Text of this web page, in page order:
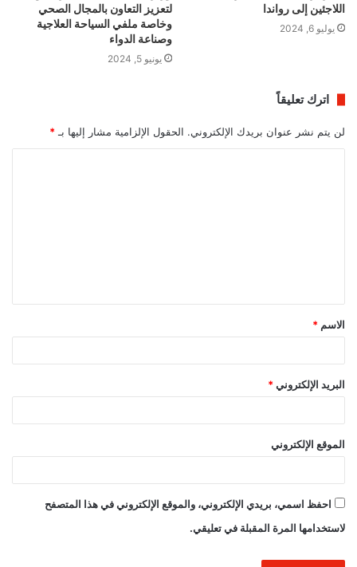
اللاجئين إلى رواندا
يوليو 6, 2024
لتعزيز التعاون بالمجال الصحي
وخاصة ملفي السياحة العلاجية
وصناعة الدواء
يونيو 5, 2024
اترك تعليقاً
لن يتم نشر عنوان بريدك الإلكتروني. الحقول الإلزامية مشار إليها بـ *
ق
*
الاسم *
البريد الإلكتروني *
الموقع الإلكتروني
احفظ اسمي، بريدي الإلكتروني، والموقع الإلكتروني في هذا المتصفح
لاستخدامها المرة المقبلة في تعليقي.